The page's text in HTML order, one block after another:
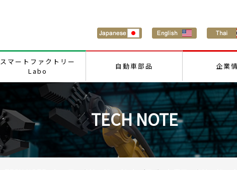
スマートファクトリー
Labo
自動車部品 企業
TECH NOTE